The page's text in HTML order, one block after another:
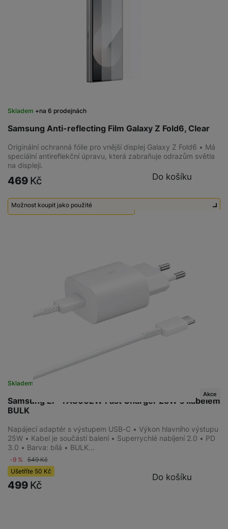
Samsung Anti-reflecting Film Galaxy Z Fold6, Clear
Skladem na 6 prodejnách
Originální ochranná fólie pro vnější displej Galaxy Z Fold6 • Má
speciální antireflekční úpravu, která zabraňuje odrazům světla
na displeji.
469 Kč Do košíku
Možnost koupit jako použité
Samsung EP-TA800EW Fast Charger 25W s kabelem
BULK
Skladem
Akce
Napájecí adaptér s výstupem USB-C • Výkon hlavního výstupu
25W • Kabel je součástí balení • Superrychlé nabíjení 2.0 • PD
3.0 • Barva: bílá • BULK…
-9 % 549Kč
Ušetříte 50 Kč
499 Kč
Do košíku